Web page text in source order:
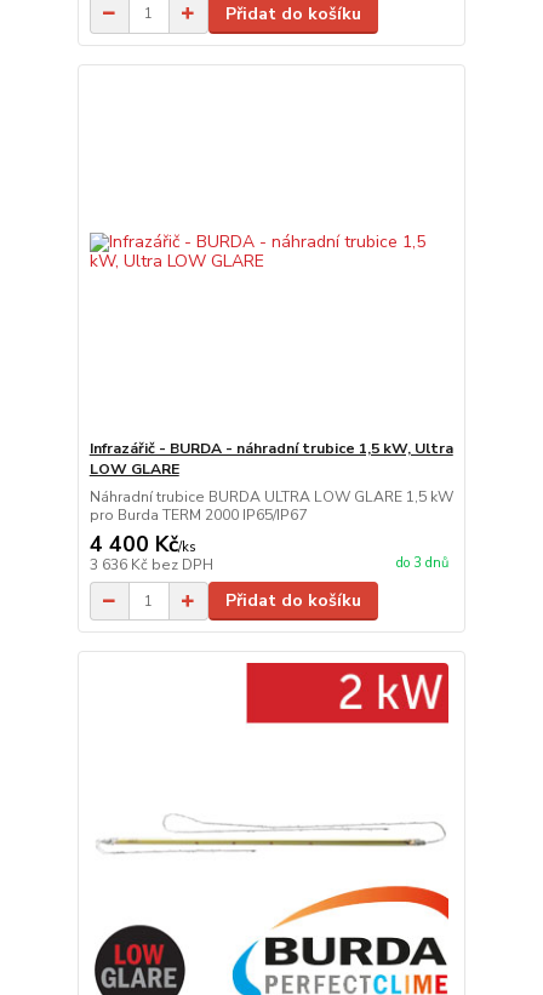
Přidat do košíku
Infrazářič - BURDA - náhradní trubice 1,5 kW, Ultra
LOW GLARE
Náhradní trubice BURDA ULTRA LOW GLARE 1,5 kW
pro Burda TERM 2000 IP65/IP67
4 400 Kč/ks
3 636 Kč bez DPH do 3 dnů
Přidat do košíku